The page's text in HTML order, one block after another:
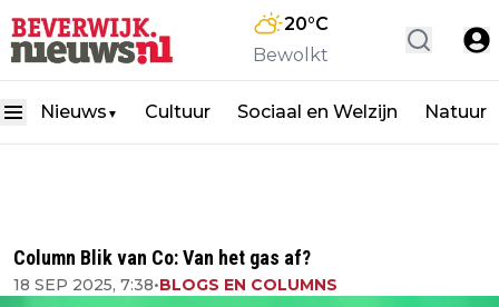
20°C
Bewolkt
Nieuws ▼ Cultuur Sociaal en Welzijn Natuur
Column Blik van Co: Van het gas af?
18 SEP 2025, 7:38•BLOGS EN COLUMNS